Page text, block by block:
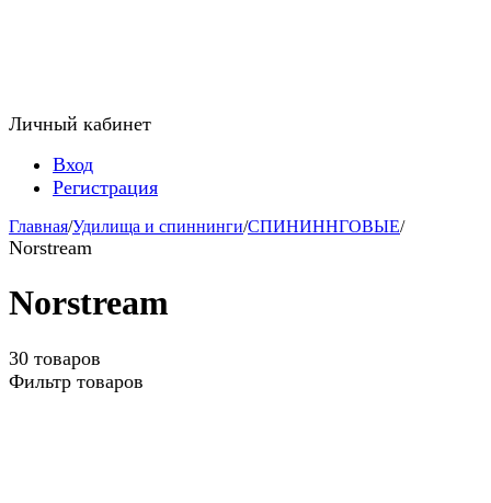
Личный кабинет
Вход
Регистрация
Главная/Удилища и спиннинги/СПИНИННГОВЫЕ/
Norstream
Norstream
30 товаров
Фильтр товаров